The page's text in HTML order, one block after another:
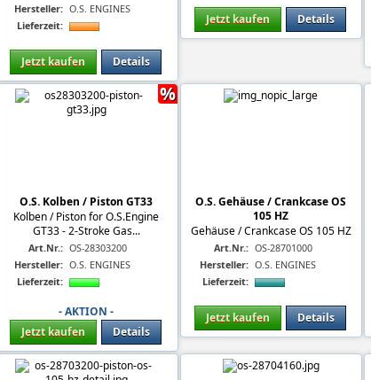
Hersteller: O.S. ENGINES
Lieferzeit:
Jetzt kaufen Details
Jetzt kaufen Details
O.S. Kolben / Piston GT33
Kolben / Piston for O.S.Engine
GT33 - 2-Stroke Gas...
Art.Nr.: OS-28303200
Hersteller: O.S. ENGINES
Lieferzeit:
- AKTION -
Jetzt kaufen
Details
%
O.S. Gehäuse / Crankcase OS
105 HZ
Gehäuse / Crankcase OS 105 HZ
Art.Nr.: OS-28701000
Hersteller: O.S. ENGINES
Lieferzeit:
Jetzt kaufen Details